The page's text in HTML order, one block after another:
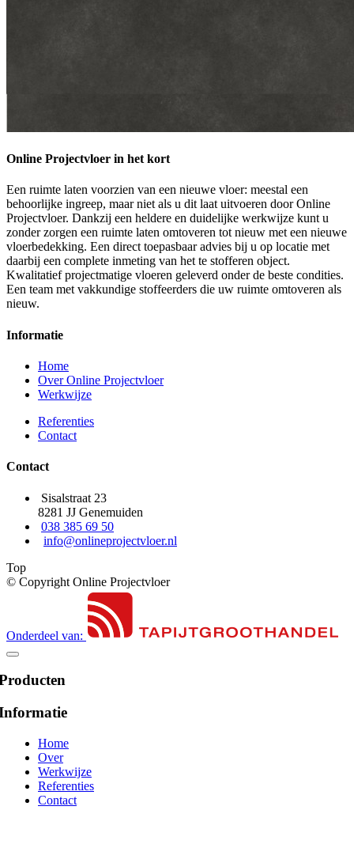
Online Projectvloer in het kort
Een ruimte laten voorzien van een nieuwe vloer: meestal een
behoorlijke ingreep, maar niet als u dit laat uitvoeren door Online
Projectvloer. Dankzij een heldere en duidelijke werkwijze kunt u
zonder zorgen een ruimte laten omtoveren tot nieuw met een nieuwe
vloerbedekking. Een direct toepasbaar advies bij u op locatie met
daarbij een complete inmeting van het te stofferen object.
Kwalitatief projectmatige vloeren geleverd onder de beste condities.
Een team met vakkundige stoffeerders die uw ruimte omtoveren als
nieuw.
Informatie
Home
Over Online Projectvloer
Werkwijze
Referenties
Contact
Contact
Sisalstraat 23
8281 JJ Genemuiden
038 385 69 50
info@onlineprojectvloer.nl
Top
© Copyright Online Projectvloer
Onderdeel van:
Home
Over
Werkwijze
Referenties
Contact